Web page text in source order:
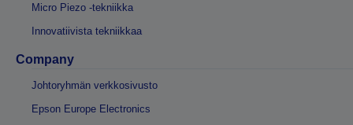
Micro Piezo -tekniikka
Innovatiivista tekniikkaa
Company
Johtoryhmän verkkosivusto
Epson Europe Electronics